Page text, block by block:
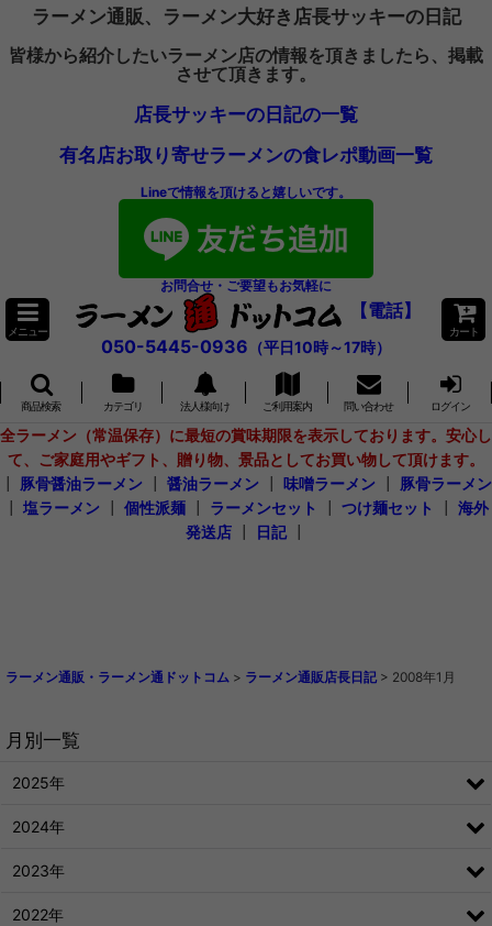
ラーメン通販、ラーメン大好き店長サッキーの日記
皆様から紹介したいラーメン店の情報を頂きましたら、掲載
させて頂きます。
店長サッキーの日記の一覧
有名店お取り寄せラーメンの食レポ動画一覧
Lineで情報を頂けると嬉しいです。
お問合せ・ご要望もお気軽に
メニュー
【電話】
050-5445-0936 （平日10時～17時）
カート
商品検索 カテゴリ 法人様向け ご利用案内 問い合わせ ログイン
全ラーメン（常温保存）に最短の賞味期限を表示しております。安心し
て、ご家庭用やギフト、贈り物、景品としてお買い物して頂けます。
豚骨醤油ラーメン 醤油ラーメン 味噌ラーメン
豚骨ラーメン
塩ラーメン 個性派麺 ラーメンセット つけ麺セット
海外
発送店
日記┃
ラーメン通販・ラーメン通ドットコム > ラーメン通販店長日記 > 2008年1月
月別一覧
2025年
2024年
2023年
2022年